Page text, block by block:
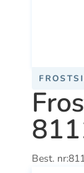
Best. nr: